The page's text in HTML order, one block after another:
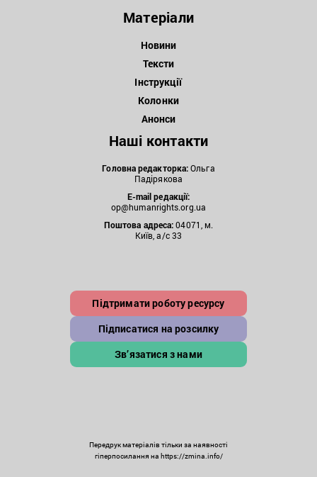
Матеріали
Новини
Тексти
Інструкції
Колонки
Анонси
Наші контакти
Головна редакторка:Ольга
Падірякова
E-mail редакції:
op@humanrights.org.ua
Поштова адреса:04071, м.
Київ, а/с 33
Підтримати роботу ресурсу
Підписатися на розсилку
Зв’язатися з нами
Передрук матеріалів тільки за наявності
гіперпосилання на https://zmina.info/